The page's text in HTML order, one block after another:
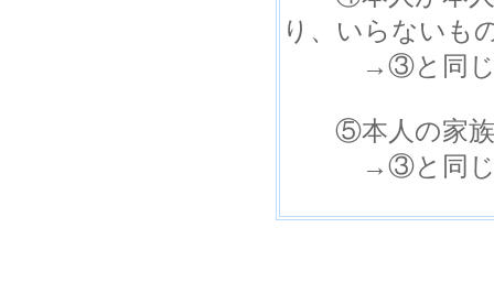
り、いらないも
→③と同じ
⑤本人の家族
→③と同じ